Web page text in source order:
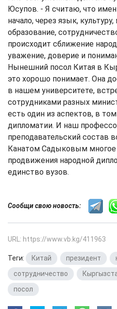
Юсупов. - Я считаю, что
начало, через язык,
образование,
происходит сближение
уважение, доверие и
Нынешний посол Китая в
это хорошо понимает. Она
в нашем университете,
сотрудниками разных
есть один из аспектов, в
дипломатии. И наш
преподавательский состав
Канатом Садыковым многое
продвижения народной
единство вузов.
Сообщи свою новость:
URL: https://www.vb.kg/411963
Теги: Китай президент
сотрудничество
посол